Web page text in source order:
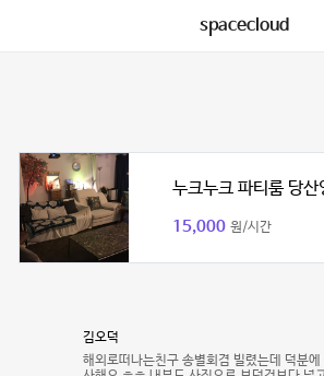
spacecloud
누크누크 파티룸 당산
15,000 원/시간
김오덕
해외로떠나는친구 송별회겸 빌렸는데 덕분